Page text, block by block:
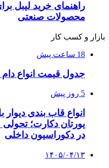
راهنمای خرید لیبل
محصولات صنعتی
بازار و کسب کار
18 ساعت پیش
جدول قیمت انواع دام
5 روز پیش
انواع قاب بندی
یورتان دکارت؛
در دکوراسیون داخلی
۱۴۰۵/۰۴/۱۳